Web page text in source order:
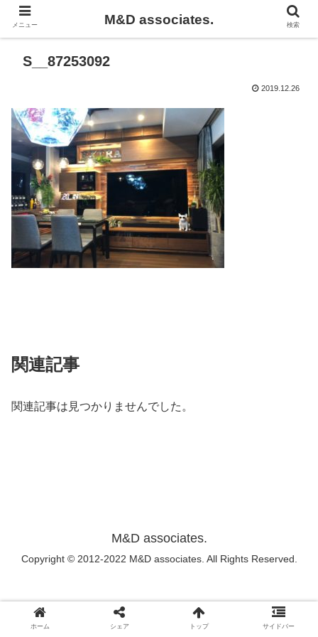
S__87253092
2019.12.26
関連記事
関連記事は見つかりませんでした。
M&D associates.
Copyright © 2012-2022 M&D associates. All Rights Reserved.
メニュー M&D associates. 検索
ホーム シェア トップ サイドバー